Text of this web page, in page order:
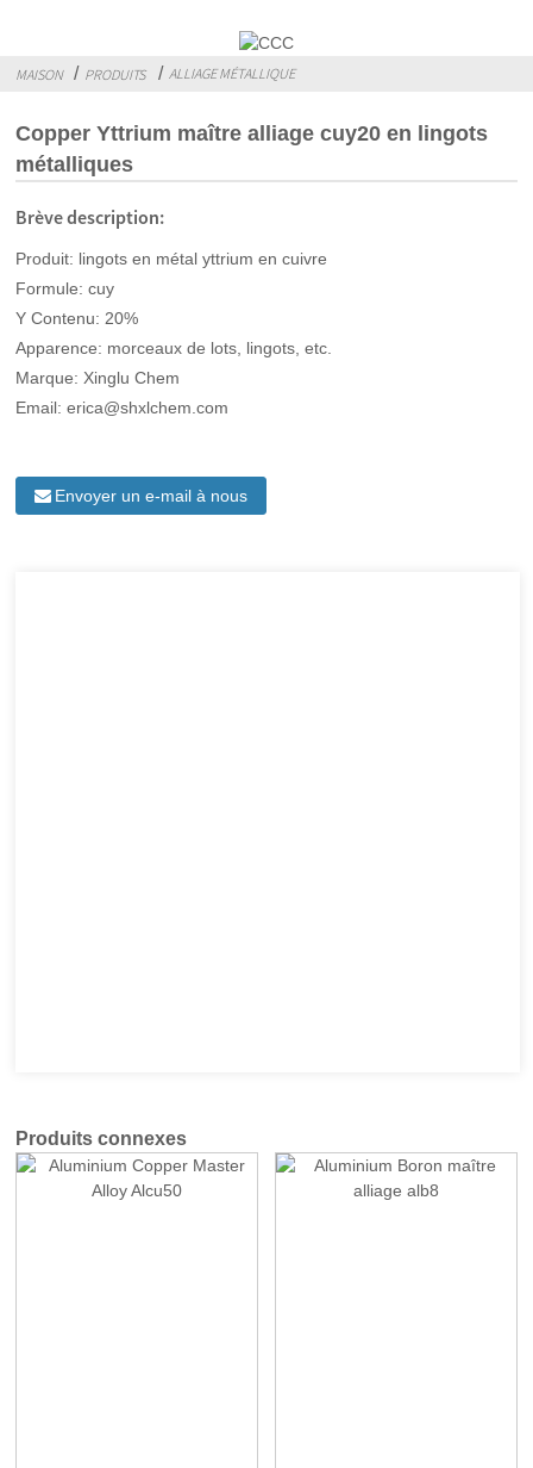
MAISON PRODUITS ALLIAGE MÉTALLIQUE
Copper Yttrium maître alliage cuy20 en lingots
métalliques
Brève description:
Produit: lingots en métal yttrium en cuivre
Formule: cuy
Y Contenu: 20%
Apparence: morceaux de lots, lingots, etc.
Marque: Xinglu Chem
Email: erica@shxlchem.com
Envoyer un e-mail à nous
Produits connexes